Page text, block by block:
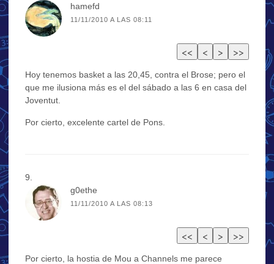
hamefd
11/11/2010 A LAS 08:11
Hoy tenemos basket a las 20,45, contra el Brose; pero el
que me ilusiona más es el del sábado a las 6 en casa del
Joventut.
Por cierto, excelente cartel de Pons.
g0ethe
11/11/2010 A LAS 08:13
Por cierto, la hostia de Mou a Channels me parece